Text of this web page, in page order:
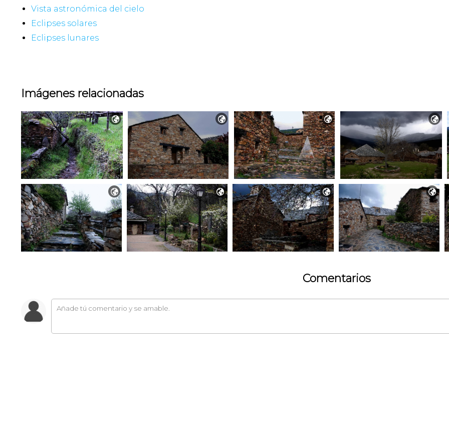
Vista astronómica del cielo
Eclipses solares
Eclipses lunares
Imágenes relacionadas
   
   
Comentarios